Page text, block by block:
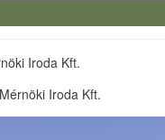
Iroda Kft.
Iroda Kft.